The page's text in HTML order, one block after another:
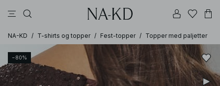
NA-KD / T-shirts og topper / Fest-topper / Topper med paljetter
−80%